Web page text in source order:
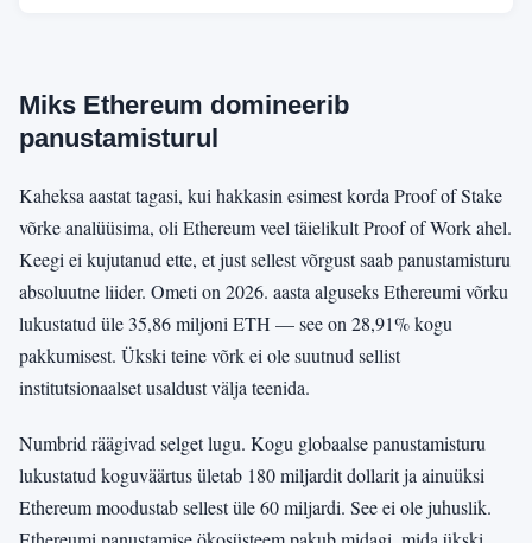
Miks Ethereum domineerib
panustamisturul
Kaheksa aastat tagasi, kui hakkasin esimest korda Proof of Stake
võrke analüüsima, oli Ethereum veel täielikult Proof of Work ahel.
Keegi ei kujutanud ette, et just sellest võrgust saab panustamisturu
absoluutne liider. Ometi on 2026. aasta alguseks Ethereumi võrku
lukustatud üle 35,86 miljoni ETH — see on 28,91% kogu
pakkumisest. Ükski teine võrk ei ole suutnud sellist
institutsionaalset usaldust välja teenida.
Numbrid räägivad selget lugu. Kogu globaalse panustamisturu
lukustatud koguväärtus ületab 180 miljardit dollarit ja ainuüksi
Ethereum moodustab sellest üle 60 miljardi. See ei ole juhuslik.